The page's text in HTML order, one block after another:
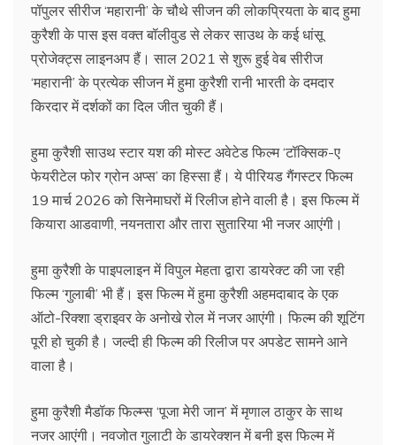
पॉपुलर सीरीज ‘महारानी’ के चौथे सीजन की लोकप्रियता के बाद हुमा
कुरैशी के पास इस वक्‍त बॉलीवुड से लेकर साउथ के कई धांसू
प्रोजेक्ट्स लाइनअप हैं। साल 2021 से शुरू हुई वेब सीरीज
‘महारानी’ के प्रत्‍येक सीजन में हुमा कुरैशी रानी भारती के दमदार
किरदार में दर्शकों का दिल जीत चुकी हैं।
हुमा कुरैशी साउथ स्टार यश की मोस्ट अवेटेड फिल्म ‘टॉक्सिक-ए
फेयरीटेल फोर ग्रोन अप्स’ का हिस्सा हैं। ये पीरियड गैंगस्टर फिल्म
19 मार्च 2026 को सिनेमाघरों में रिलीज होने वाली है। इस फिल्म में
कियारा आडवाणी, नयनतारा और तारा सुतारिया भी नजर आएंगी।
हुमा कुरैशी के पाइपलाइन में विपुल मेहता द्वारा डायरेक्‍ट की जा रही
फिल्म ‘गुलाबी’ भी हैं। इस फिल्म में हुमा कुरैशी अहमदाबाद के एक
ऑटो-रिक्शा ड्राइवर के अनोखे रोल में नजर आएंगी। फिल्‍म की शूटिंग
पूरी हो चुकी है। जल्‍दी ही फिल्‍म की रिलीज पर अपडेट सामने आने
वाला है।
हुमा कुरैशी मैडॉक फिल्म्स ‘पूजा मेरी जान’ में मृणाल ठाकुर के साथ
नजर आएंगी। नवजोत गुलाटी के डायरेक्शन में बनी इस फिल्म में